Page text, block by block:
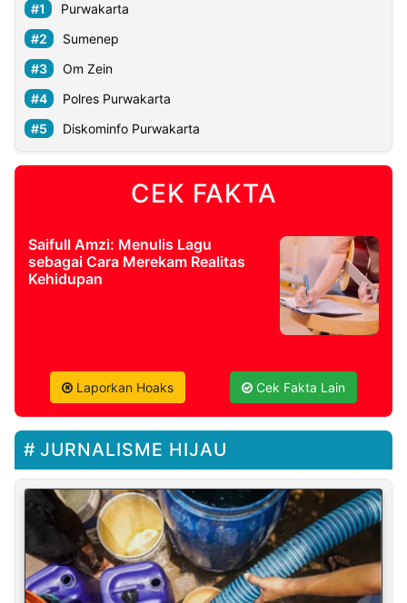
Purwakarta
Sumenep
Om Zein
Polres Purwakarta
Diskominfo Purwakarta
CEK FAKTA
Saifull Amzi: Menulis Lagu
sebagai Cara Merekam Realitas
Kehidupan
Laporkan Hoaks Cek Fakta Lain
JURNALISME HIJAU